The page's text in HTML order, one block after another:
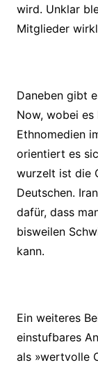
wird. Unklar
Mitglieder
Daneben gibt
Now, wobei
Ethnomedien
orientiert es
wurzelt ist die
Deutschen.
dafür, dass
bisweilen
kann.
Ein weiteres
einstufbares
als »wertvolle